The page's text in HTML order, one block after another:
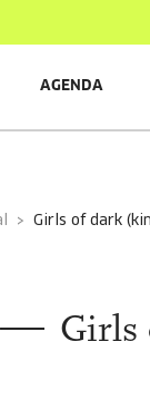
AGENDA
girls of dark
Girls